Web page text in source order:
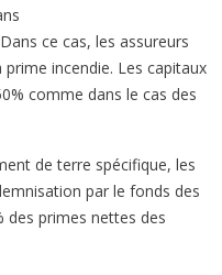
ce cas, les assureurs
incendie. Les capitaux
comme dans le cas des
de terre spécifique, les
par le fonds des
des primes nettes des